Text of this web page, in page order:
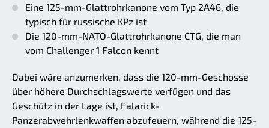
Eine 125-mm-Glattrohrkanone vom Typ 2A46, die
typisch für russische KPz ist
Die 120-mm-NATO-Glattrohrkanone CTG, die man
vom Challenger 1 Falcon kennt
Dabei wäre anzumerken, dass die 120-mm-Geschosse
über höhere Durchschlagswerte verfügen und das
Geschütz in der Lage ist, Falarick-
Panzerabwehrlenkwaffen abzufeuern, während die 125-